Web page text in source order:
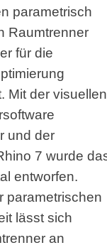
parametrisch
Raumtrenner
für die
Mit der visuellen
und der
7 wurde
entworfen.
parametrischen
lässt sich
an